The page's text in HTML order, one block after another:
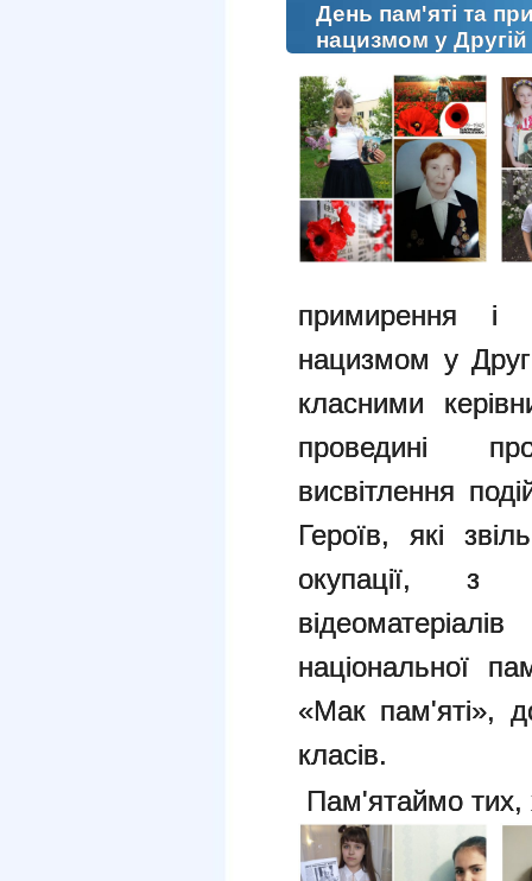
День пам'яті та
нацизмом у Другій
примирення і
нацизмом у
класними
проведині
висвітлення
Героїв, які
окупації, з
національної
«Мак пам'яті»,
класів.
Пам'ятаймо тих,